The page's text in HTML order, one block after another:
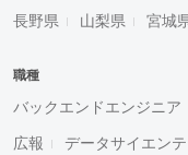
長野県 山梨県 宮城
職種
バックエンドエンジニア
広報 データサイエン